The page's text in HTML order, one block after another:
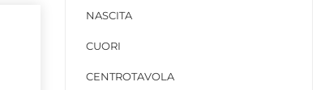
NASCITA
CUORI
CENTROTAVOLA